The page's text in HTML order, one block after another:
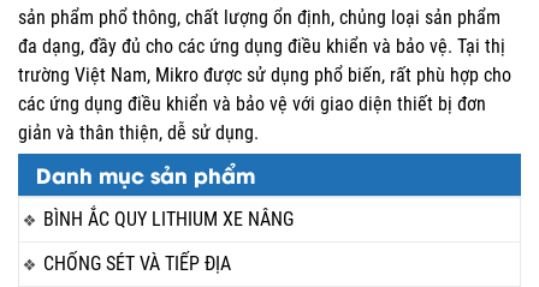
Danh mục sản phẩm
BÌNH ẮC QUY LITHIUM XE NÂNG
CHỐNG SÉT VÀ TIẾP ĐỊA
sản phẩm phổ thông, chất lượng ổn định, chủng loại sản phẩm
đa dạng, đầy đủ cho các ứng dụng điều khiển và bảo vệ. Tại thị
trường Việt Nam, Mikro được sử dụng phổ biến, rất phù hợp cho
các ứng dụng điều khiển và bảo vệ với giao diện thiết bị đơn
giản và thân thiện, dễ sử dụng.